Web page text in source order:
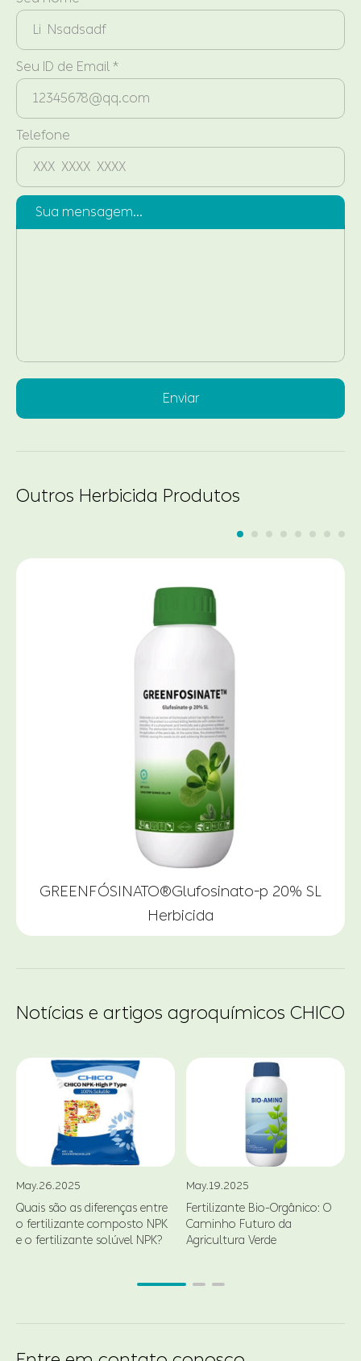
Seu ID de Email *
Telefone
Sua mensagem...
Enviar
Outros Herbicida Produtos
GREENFÓSINATO®Glufosinato-p 20% SL
Herbicida
Notícias e artigos agroquímicos CHICO
May.26.2025
Quais são as diferenças entre
o fertilizante composto NPK
e o fertilizante solúvel NPK?
May.19.2025
Fertilizante Bio-Orgânico: O
Caminho Futuro da
Agricultura Verde